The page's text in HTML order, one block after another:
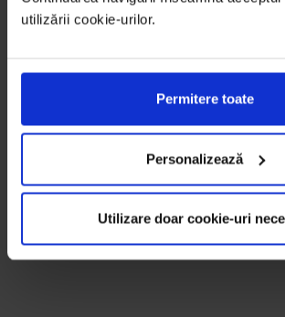
utilizării cookie-urilor.
Permitere toate
Personalizează
Utilizare doar cookie-uri